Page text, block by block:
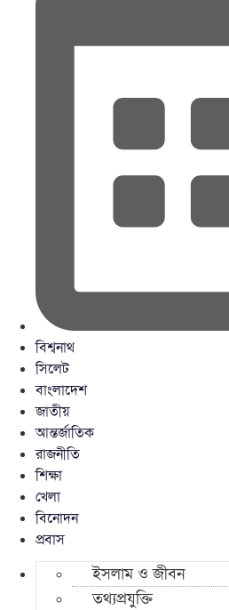
বিশ্বনাথ
সিলেট
বাংলাদেশ
জাতীয়
আন্তর্জাতিক
রাজনীতি
শিক্ষা
খেলা
বিনোদন
প্রবাস
ইসলাম ও জীবন
তথ্যপ্রযুক্তি